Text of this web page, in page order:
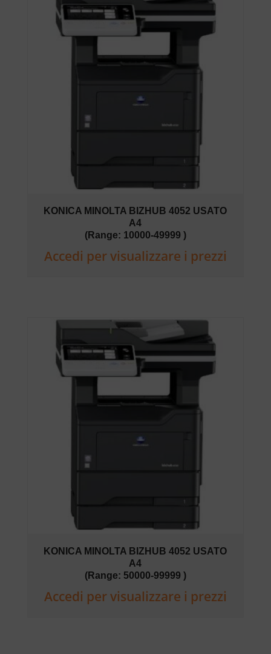
KONICA MINOLTA BIZHUB 4052 USATO
A4
(Range: 10000-49999 )
Accedi per visualizzare i prezzi
KONICA MINOLTA BIZHUB 4052 USATO
A4
(Range: 50000-99999 )
Accedi per visualizzare i prezzi